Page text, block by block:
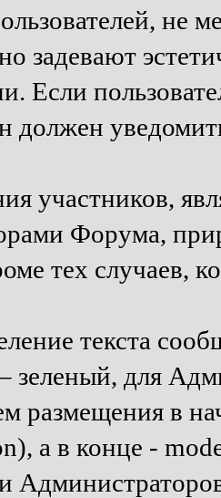
не
задевают
Если
должен
участников,
Форума,
тех случаев,
текста
зеленый, для
размещения в
а в конце -